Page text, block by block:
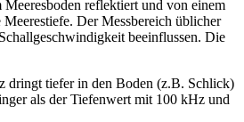
reflektiert und von einem
Der Messbereich üblicher
beeinflussen. Die
dringt tiefer in den Boden (z.B. Schlick)
als der Tiefenwert mit 100 kHz und